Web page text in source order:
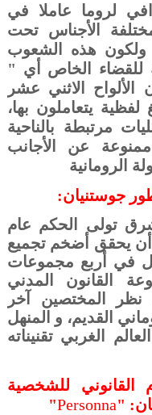
لروما عاملا في
الأجناس تحت
ولكون هذه الشعوب
للقضاء الخاص أي "
الألواح الاثني عشر
يتعاملون بها،
مرتبطة بالناحية
ممنوعة عن الأجانب
الرومانية
جوستنيان:
تولى الحكم عام
م، وحاول أن يحقق أضخم تجميع
في أربع مجموعات
القانون المدني
نظر المختصين آخر
القديم، و المنهل
الغربي تقنيناته
القانوني للشخصية
"
Personna
"